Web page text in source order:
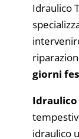
Idraulico
giorni
idraulico